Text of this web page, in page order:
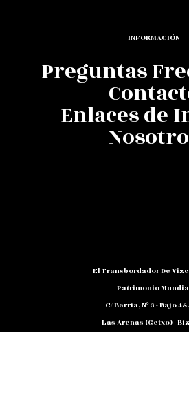
INFORMACIÓN
Preguntas
Enlaces de
El Transbordador De
Patrimonio
C/ Barria, Nº 3 - Bajo
Las Arenas (Getxo) -